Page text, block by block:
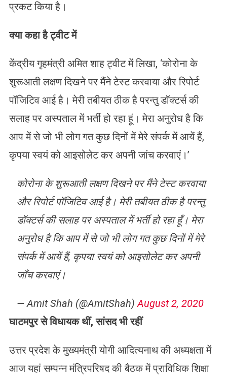
प्रकट किया है।
क्या कहा है ट्वीट में
केंद्रीय गृहमंत्री अमित शाह ट्वीट में लिखा, ‘कोरोना के
शुरूआती लक्षण दिखने पर मैंने टेस्ट करवाया और रिपोर्ट
पॉजिटिव आई है। मेरी तबीयत ठीक है परन्तु डॉक्टर्स की
सलाह पर अस्पताल में भर्ती हो रहा हूं। मेरा अनुरोध है कि
आप में से जो भी लोग गत कुछ दिनों में मेरे संपर्क में आयें हैं,
कृपया स्वयं को आइसोलेट कर अपनी जांच करवाएं।’
कोरोना के शुरूआती लक्षण दिखने पर मैंने टेस्ट करवाया
और रिपोर्ट पॉजिटिव आई है। मेरी तबीयत ठीक है परन्तु
डॉक्टर्स की सलाह पर अस्पताल में भर्ती हो रहा हूँ। मेरा
अनुरोध है कि आप में से जो भी लोग गत कुछ दिनों में मेरे
संपर्क में आयें हैं, कृपया स्वयं को आइसोलेट कर अपनी
जाँच करवाएं।
— Amit Shah (@AmitShah)August 2, 2020
घाटमपुर से विधायक थीं, सांसद भी रहीं
उत्तर प्रदेश के मुख्यमंत्री योगी आदित्यनाथ की अध्यक्षता में
आज यहां सम्पन्न मंत्रिपरिषद की बैठक में प्राविधिक शिक्षा